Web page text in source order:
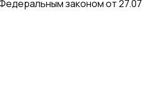
законом от